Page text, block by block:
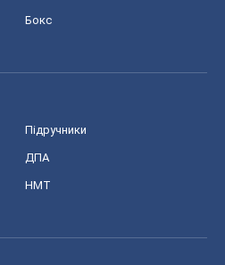
Бокс
Підручники
ДПА
НМТ